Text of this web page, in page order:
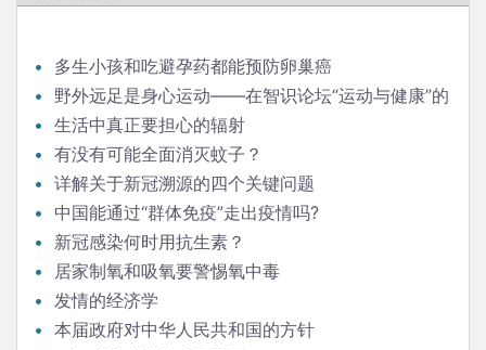
多生小孩和吃避孕药都能预防卵巢癌
野外远足是身心运动——在智识论坛“运动与健康”的
发言生活中真正要担心的辐射
有没有可能全面消灭蚊子？
详解关于新冠溯源的四个关键问题
中国能通过“群体免疫”走出疫情吗?
新冠感染何时用抗生素？
居家制氧和吸氧要警惕氧中毒
发情的经济学
本届政府对中华人民共和国的方针